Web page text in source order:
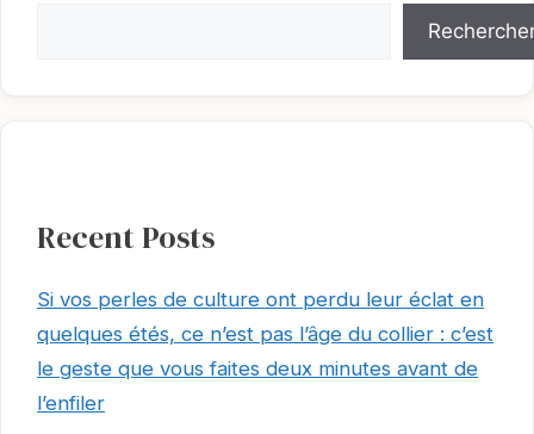
Recent Posts
Si vos perles de culture ont perdu leur éclat en
quelques étés, ce n’est pas l’âge du collier : c’est
le geste que vous faites deux minutes avant de
l’enfiler